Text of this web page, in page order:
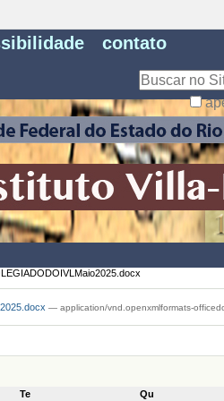
contato
— application/vnd.openxmlformats-
Te Qu